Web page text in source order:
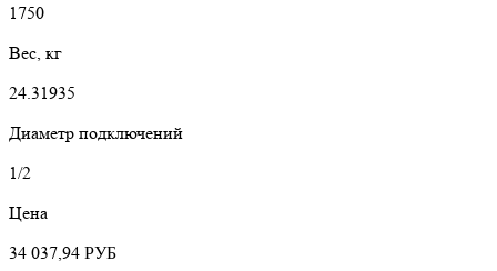
1750
Вес, кг
24.31935
Диаметр подключений
1/2
Цена
34 037,94 РУБ